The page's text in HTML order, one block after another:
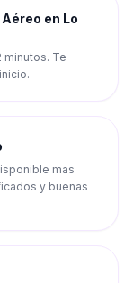
en Lo
minutos. Te
mas
y buenas